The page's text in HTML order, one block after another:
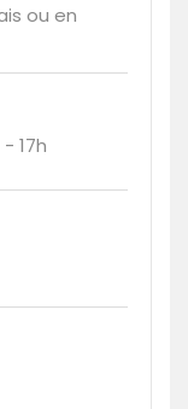
ou en
17h